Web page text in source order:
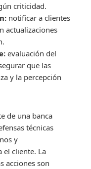
criticidad.
notificar a clientes
actualizaciones
evaluación del
que las
y la percepción
de una banca
técnicas
y
el cliente. La
acciones son